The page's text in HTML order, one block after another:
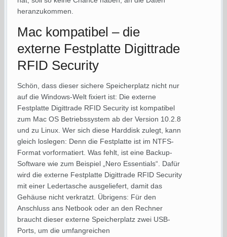
heranzukommen.
Mac kompatibel – die
externe Festplatte Digittrade
RFID Security
Schön, dass dieser sichere Speicherplatz nicht nur
auf die Windows-Welt fixiert ist: Die externe
Festplatte Digittrade RFID Security ist kompatibel
zum Mac OS Betriebssystem ab der Version 10.2.8
und zu Linux. Wer sich diese Harddisk zulegt, kann
gleich loslegen: Denn die Festplatte ist im NTFS-
Format vorformatiert. Was fehlt, ist eine Backup-
Software wie zum Beispiel „Nero Essentials“. Dafür
wird die externe Festplatte Digittrade RFID Security
mit einer Ledertasche ausgeliefert, damit das
Gehäuse nicht verkratzt. Übrigens: Für den
Anschluss ans Netbook oder an den Rechner
braucht dieser externe Speicherplatz zwei USB-
Ports, um die umfangreichen